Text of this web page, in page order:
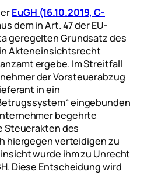
EuGH (16.10.2019, C-
dem in Art. 47 der EU-
geregelten Grundsatz des
Akteneinsichtsrecht
ergebe. Im Streitfall
der Vorsteuerabzug
in ein
eingebunden
begehrte
Steuerakten des
hiergegen verteidigen zu
wurde ihm zu Unrecht
Diese Entscheidung wird